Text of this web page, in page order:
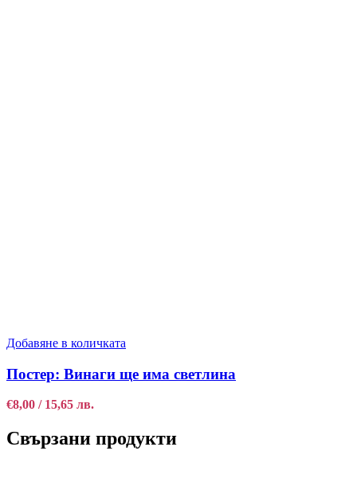
Добавяне в количката
Постер: Винаги ще има светлина
€8,00 / 15,65 лв.
Свързани продукти